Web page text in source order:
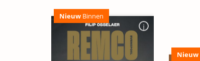
Nieuw Binnen
Nieuw